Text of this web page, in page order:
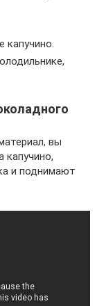
капучино.
вы
капучино,
и поднимают